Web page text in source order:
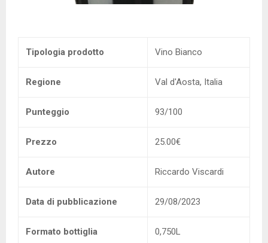
Tipologia prodotto Vino Bianco
Regione Val d'Aosta, Italia
Punteggio 93/100
Prezzo 25.00€
Autore Riccardo Viscardi
Data di pubblicazione 29/08/2023
Formato bottiglia 0,750L